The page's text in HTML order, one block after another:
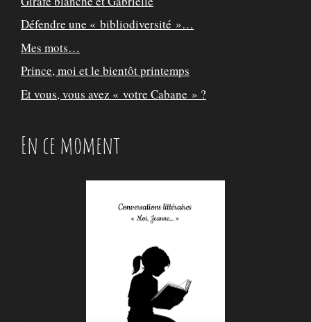
Défendre une « bibliodiversité »…
Mes mots…
Prince, moi et le bientôt printemps
Et vous, vous avez « votre Cabane » ?
En ce moment